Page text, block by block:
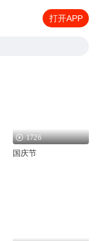
打开APP
1726
国庆节